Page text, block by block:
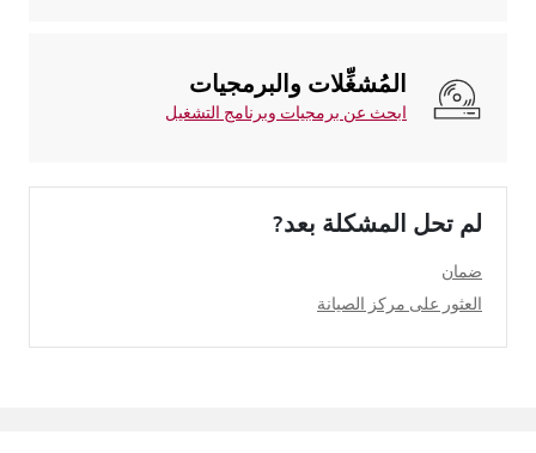
المُشغِّلات والبرمجيات
ابحث عن برمجيات وبرنامج التشغيل
لم تحل المشكلة بعد?
ضمان
العثور على مركز الصيانة